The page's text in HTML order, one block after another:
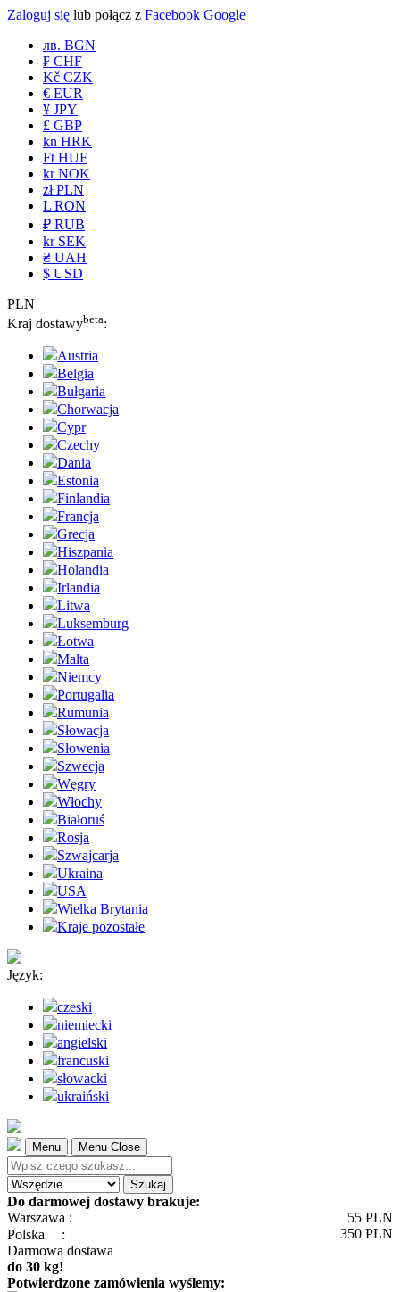
Zaloguj się lub połącz z Facebook Google
лв. BGN
₣ CHF
Kč CZK
€ EUR
¥ JPY
£ GBP
kn HRK
Ft HUF
kr NOK
zł PLN
L RON
₽ RUB
kr SEK
₴ UAH
$ USD
PLN
Kraj dostawybeta:
Austria
Belgia
Bułgaria
Chorwacja
Cypr
Czechy
Dania
Estonia
Finlandia
Francja
Grecja
Hiszpania
Holandia
Irlandia
Litwa
Luksemburg
Łotwa
Malta
Niemcy
Portugalia
Rumunia
Słowacja
Słowenia
Szwecja
Węgry
Włochy
Białoruś
Rosja
Szwajcarja
Ukraina
USA
Wielka Brytania
Kraje pozostałe
Język:
czeski
niemiecki
angielski
francuski
słowacki
ukraiński
Menu Menu Close
Szukaj
Do darmowej dostawy brakuje:
Warszawa :
55 PLN
Polska
: 350 PLN
Darmowa dostawa
do 30 kg!
Potwierdzone zamówienia wyślemy: